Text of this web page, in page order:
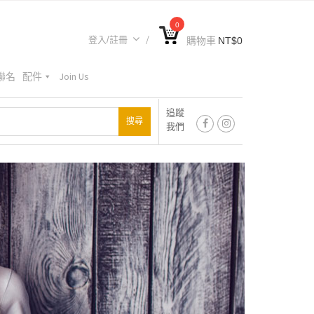
登入/註冊
0
購物車 NT$0
名 配件 Join Us
追蹤
我們